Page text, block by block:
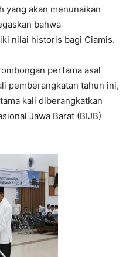
yang akan menunaikan
bahwa
nilai historis bagi Ciamis.
pertama asal
pemberangkatan tahun ini,
kali diberangkatkan
Jawa Barat (BIJB)